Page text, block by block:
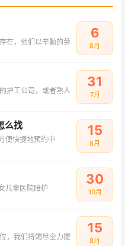
在，他们以辛勤的劳
6
8月
护工公司，或者熟人
31
7月
么找
便快捷地预约中
15
8月
儿童医院陪护
30
10月
，我们将竭尽全力提
15
8月